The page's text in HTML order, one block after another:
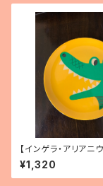
【インゲラ・アリアニ
ンプレート（ワニ）
¥1,320